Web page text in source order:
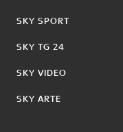
SKY SPORT
SKY TG 24
SKY VIDEO
SKY ARTE